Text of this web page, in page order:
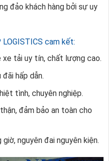
đảo khách hàng bởi sự uy
cam kết:
xe tải uy tín, chất lượng cao.
đãi hấp dẫn.
tình, chuyên nghiệp.
đảm bảo an toàn cho
nguyên đai nguyên kiện.